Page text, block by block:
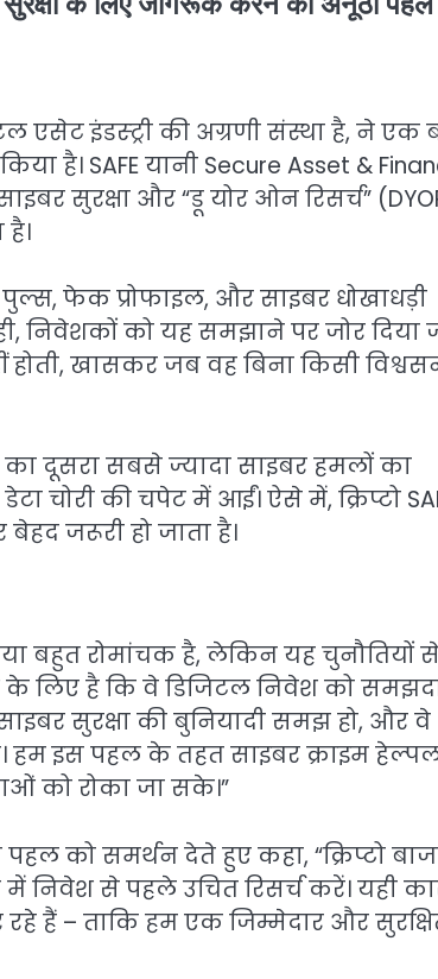
एसेट इंडस्ट्री की अग्रणी संस्था है, ने एक
है। SAFE यानी Secure Asset &
सुरक्षा और “डू योर ओन रिसर्च”
फेक प्रोफाइल, और साइबर धोखाधड़ी
निवेशकों को यह समझाने पर जोर दिया
होती, खासकर जब वह बिना किसी
का दूसरा सबसे ज्यादा साइबर हमलों का
चोरी की चपेट में आईं। ऐसे में, क्रिप्टो
जरूरी हो जाता है।
बहुत रोमांचक है, लेकिन यह चुनौतियों
के लिए है कि वे डिजिटल निवेश को
सुरक्षा की बुनियादी समझ हो, और वे
इस पहल के तहत साइबर क्राइम
को रोका जा सके।”
को समर्थन देते हुए कहा, “क्रिप्टो
निवेश से पहले उचित रिसर्च करें। यही
रहे हैं – ताकि हम एक जिम्मेदार और